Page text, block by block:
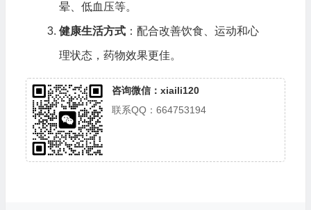
晕、低血压等。
健康生活方式：配合改善饮食、运动和心
理状态，药物效果更佳。
咨询微信：xiaili120
联系QQ：664753194